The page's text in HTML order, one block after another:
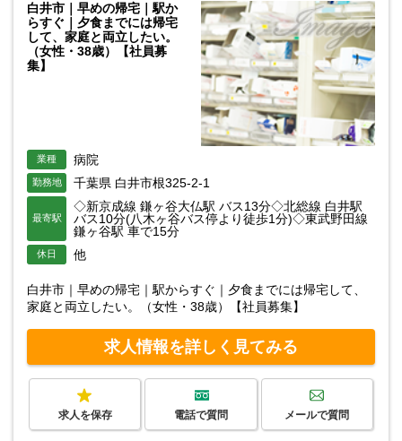
白井市｜早めの帰宅｜駅か
らすぐ｜夕食までには帰宅
して、家庭と両立したい。
（女性・38歳）【社員募
集】
業種 病院
勤務地 千葉県 白井市根325-2-1
最寄駅
◇新京成線 鎌ヶ谷大仏駅 バス13分◇北総線 白井駅
バス10分(八木ヶ谷バス停より徒歩1分)◇東武野田線
鎌ヶ谷駅 車で15分
休日 他
白井市｜早めの帰宅｜駅からすぐ｜夕食までには帰宅して、
家庭と両立したい。（女性・38歳）【社員募集】
求人情報を詳しく見てみる
求人を保存 電話で質問 メールで質問